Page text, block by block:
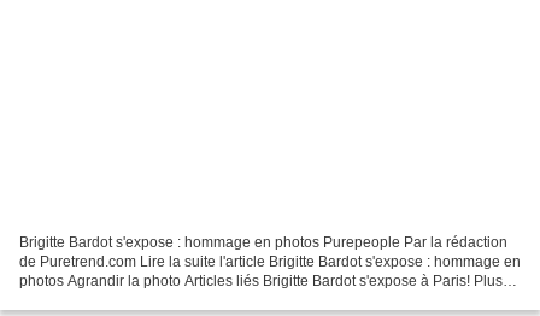
Brigitte Bardot s'expose : hommage en photos Purepeople Par la rédaction
de Puretrend.com Lire la suite l'article Brigitte Bardot s'expose : hommage en
photos Agrandir la photo Articles liés Brigitte Bardot s'expose à Paris! Plus